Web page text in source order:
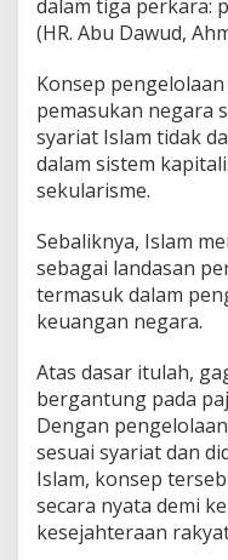
dalam tiga perkara:
(HR. Abu Dawud,
Konsep
pemasukan negara
syariat Islam tidak
dalam sistem
sekularisme.
Sebaliknya, Islam
sebagai landasan
termasuk dalam
keuangan negara.
Atas dasar itulah,
bergantung pada
Dengan
sesuai syariat dan
Islam, konsep
secara nyata demi
kesejahteraan